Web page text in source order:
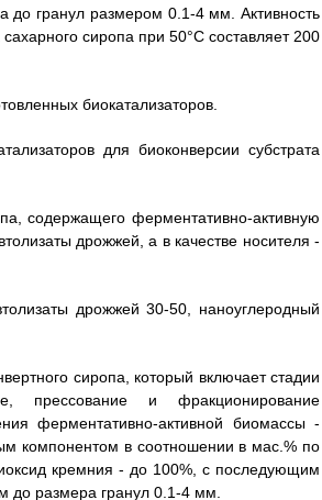
до гранул размером 0.1-4 мм. Активность
сиропа при 50°C составляет 200
биокатализаторов.
для биоконверсии субстрата
содержащего ферментативно-активную
дрожжей, а в качестве носителя -
дрожжей 30-50, наноуглеродный
сиропа, который включает стадии
прессование и фракционирование
ферментативно-активной биомассы -
компонентом в соотношении в мас.% по
кремния - до 100%, с последующим
до размера гранул 0.1-4 мм.